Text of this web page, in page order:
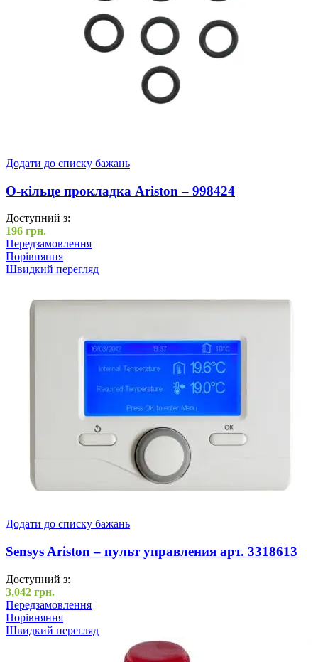
Додати до списку бажань
O-кільце прокладка Ariston – 998424
Доступний з:
196 грн.
Передзамовлення
Порівняння
Швидкий перегляд
Додати до списку бажань
Sensys Ariston – пульт управления арт. 3318613
Доступний з:
3,042 грн.
Передзамовлення
Порівняння
Швидкий перегляд